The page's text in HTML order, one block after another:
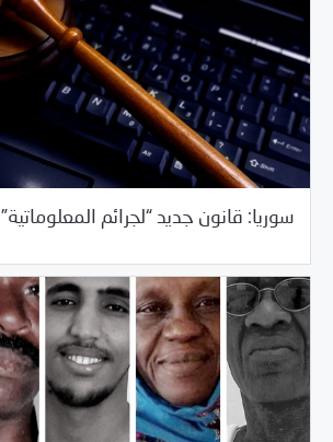
سوريا: قانون جديد “لجرائم المعلوماتية”